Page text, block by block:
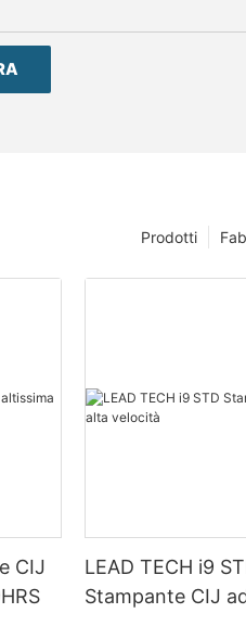
Prodotti
CIJ
LEAD TECH i9
Stampante CIJ